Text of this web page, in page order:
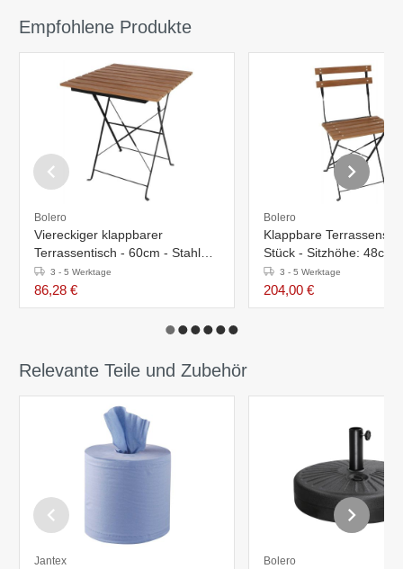
Empfohlene Produkte
Bolero
Viereckiger klappbarer
Terrassentisch - 60cm - Stahl
und Holzimitat
3 - 5 Werktage
86,28 €
Bolero
Klappbare
Stück - Sitzhöhe: 48cm -
Holzimitat
3 - 5 Werktage
204,00 €
Relevante Teile und Zubehör
Jantex Bolero